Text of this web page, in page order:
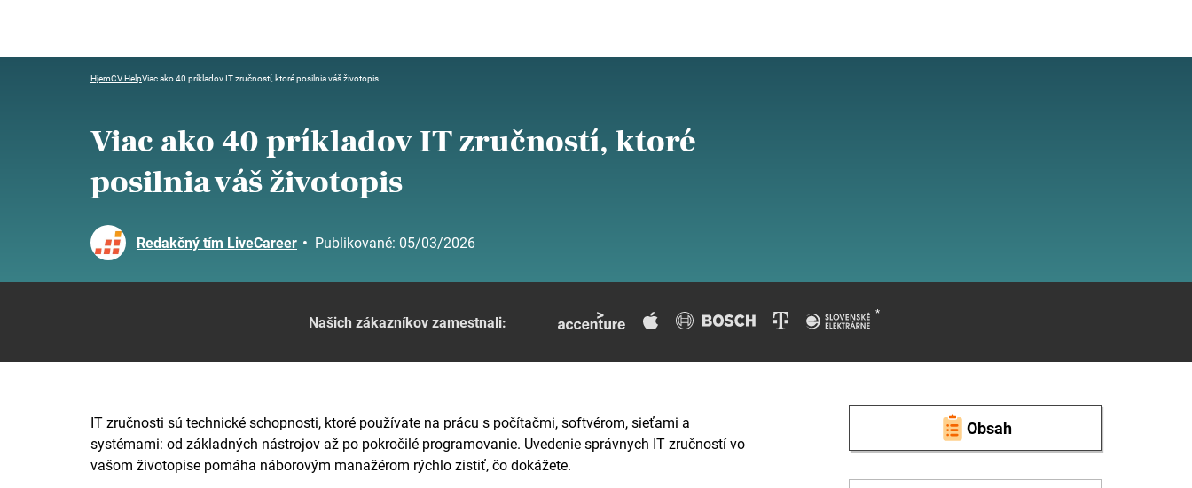
HjemCV HelpViac ako 40 príkladov IT zručností, ktoré posilnia váš životopis
Viac ako 40 príkladov IT zručností, ktoré
posilnia váš životopis
Redakčný tím LiveCareer • Publikované: 05/03/2026
Našich zákazníkov zamestnali:
Obsah
IT zručnosti sú technické schopnosti, ktoré používate na prácu s počítačmi, softvérom, sieťami a
systémami: od základných nástrojov až po pokročilé programovanie. Uvedenie správnych IT zručností vo
vašom životopise pomáha náborovým manažérom rýchlo zistiť, čo dokážete.